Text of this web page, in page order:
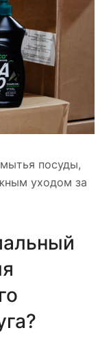
посуды,
уходом за